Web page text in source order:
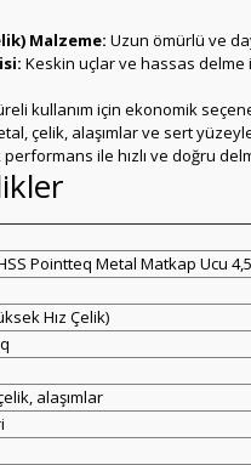
Malzeme: Uzun ömürlü ve
Keskin uçlar ve hassas delme
kullanım için ekonomik
çelik, alaşımlar ve sert
performans ile hızlı ve doğru
Pointteq Metal Matkap Ucu
Hız Çelik)
alaşımlar